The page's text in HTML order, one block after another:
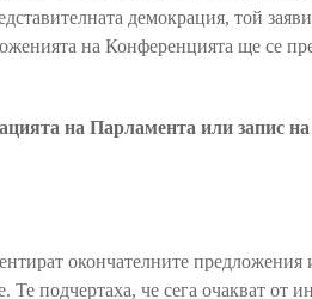
демокрация, той
на Конференцията ще се
на Парламента или запис
окончателните предложения
Те подчертаха, че сега очакват от